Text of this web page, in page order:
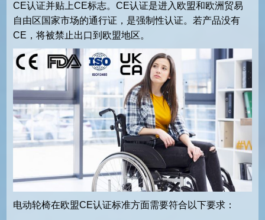
CE认证并贴上CE标志。CE认证是进入欧盟和欧洲贸易
自由区国家市场的通行证，是强制性认证。若产品没有
CE，将被禁止出口到欧盟地区。
电动轮椅在欧盟CE认证标准方面需要符合以下要求：